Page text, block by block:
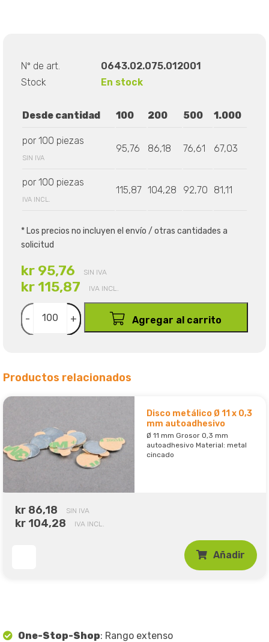
Nº de art.
0643.02.075.012001
Stock
En stock
Desde cantidad 100 200 500 1.000
por 100 piezas
SIN IVA
95,76 86,18 76,61 67,03
por 100 piezas
IVA INCL.
115,87 104,28 92,70 81,11
* Los precios no incluyen el envío / otras cantidades a
solicitud
kr 95,76 SIN IVA
kr 115,87 IVA INCL.
- + Agregar al carrito
Productos relacionados
Disco metálico Ø 11 x 0,3
mm autoadhesivo
Ø 11 mm Grosor 0,3 mm
autoadhesivo Material: metal
cincado
kr 86,18 SIN IVA
kr 104,28 IVA INCL.
Añadir
One-Stop-Shop: Rango extenso